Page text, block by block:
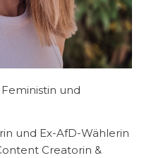
und
und Ex-AfD-Wählerin
Creatorin &